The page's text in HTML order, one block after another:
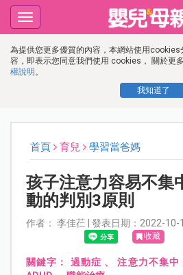
為提供您更多優質的內容，本網站使用
容，即表示您同意我們使用 cookies， 關於更
權說明 。
我知道了
Toggle
navigation
首頁 育兒 學習當爸媽
孩子注意力容易不集
動的判別3原則
作者： 李佳芢 | 發表日期：2022-10-
收藏
關鍵字： 過動症 、注意力不集中